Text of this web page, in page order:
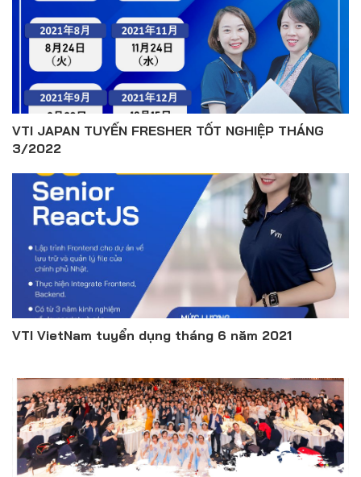
VTI JAPAN TUYỂN FRESHER TỐT NGHIỆP THÁNG
3/2022
VTI VietNam tuyển dụng tháng 6 năm 2021